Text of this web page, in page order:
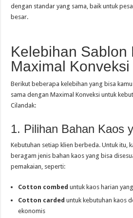
dengan standar yang sama, baik untuk
besar.
Kelebihan Sablon
Maximal Konveksi
Berikut beberapa kelebihan yang bisa
sama dengan Maximal Konveksi untuk
Cilandak:
1. Pilihan Bahan Kaos
Kebutuhan setiap klien berbeda. Untuk itu,
beragam jenis bahan kaos yang bisa
pemakaian, seperti:
Cotton combed untuk kaos harian
Cotton carded untuk kebutuhan kaos
ekonomis